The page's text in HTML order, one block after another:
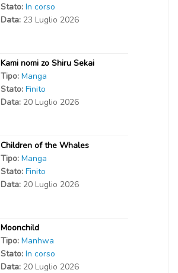
Stato: In corso
Data: 23 Luglio 2026
Kami nomi zo Shiru Sekai
Tipo: Manga
Stato: Finito
Data: 20 Luglio 2026
Children of the Whales
Tipo: Manga
Stato: Finito
Data: 20 Luglio 2026
Moonchild
Tipo: Manhwa
Stato: In corso
Data: 20 Luglio 2026